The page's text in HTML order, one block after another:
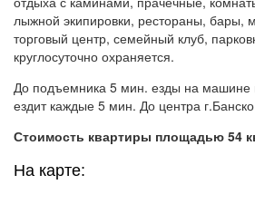
лыжной экипировки, рестораны, бары,
торговый центр, семейный клуб,
круглосуточно охраняется.
До подъемника 5 мин. езды на машине
ездит каждые 5 мин. До центра
Стоимость квартиры площадью 54
На карте: